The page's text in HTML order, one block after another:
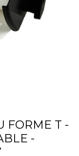
FORME T -
-